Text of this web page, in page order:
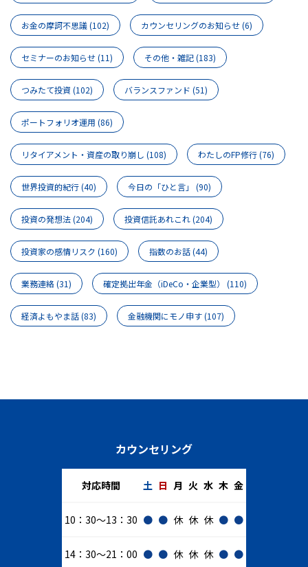
お金の摩訶不思議(102) カウンセリングのお知らせ(6)
セミナーのお知らせ(11) その他・雑記(183)
つみたて投資(102) バランスファンド (51)
ポートフォリオ運用 (86)
リタイアメント・資産の取り崩し (108) わたしのFP修行(76)
世界投資的紀行(40) 今日の「ひと言」 (90)
投資の発想法(204) 投資信託あれこれ(204)
投資家の感情リスク (160) 指数のお話(44)
業務連絡(31) 確定拠出年金（iDeCo・企業型） (110)
経済よもやま話(83) 金融機関にモノ申す(107)
カウンセリング
対応時間 土 日 月 火 水 木 金
10：30～13：30 ● ● 休 休 休 ● ●
14：30～21：00 ● ● 休 休 休 ● ●